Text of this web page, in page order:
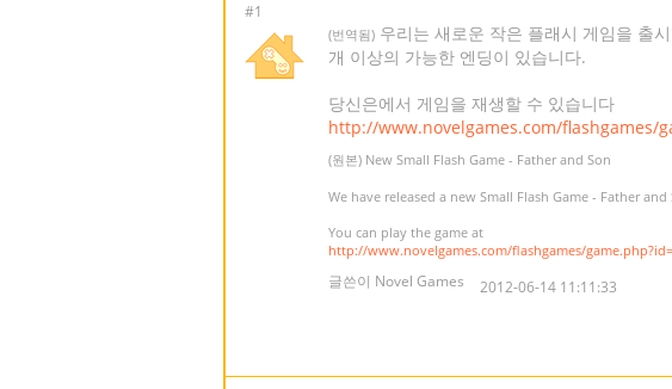
#1
(번역됨) 우리는 새로운 작은 플래시 게임을 출
개 이상의 가능한 엔딩이 있습니다.
당신은에서 게임을 재생할 수 있습니다
http://www.novelgames.com/flashgames/
(원본) New Small Flash Game - Father and Son
We have released a new Small Flash Game - Father
You can play the game at
http://www.novelgames.com/flashgames/
글쓴이 Novel Games 2012-06-14 11:11:33